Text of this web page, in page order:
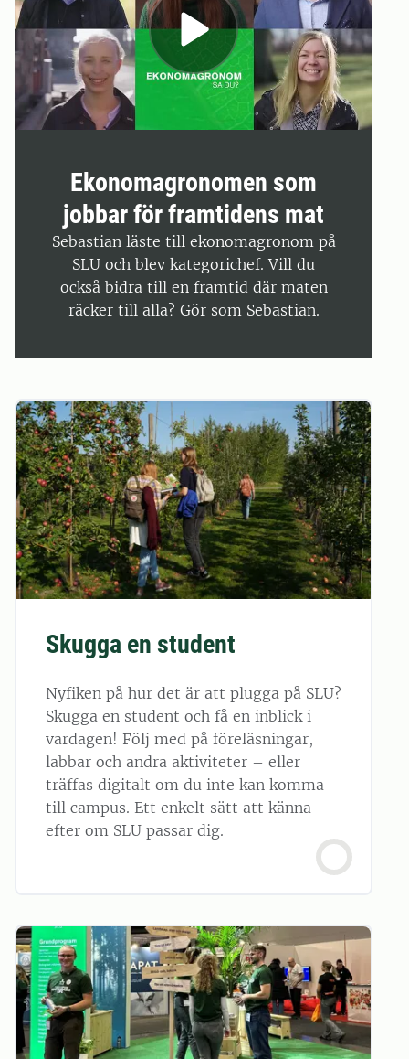
Ekonomagronomen som
jobbar för framtidens mat
Sebastian läste till ekonomagronom på
SLU och blev kategorichef. Vill du
också bidra till en framtid där maten
räcker till alla? Gör som Sebastian.
Skugga en student
Nyfiken på hur det är att plugga på SLU?
Skugga en student och få en inblick i
vardagen! Följ med på föreläsningar,
labbar och andra aktiviteter – eller
träffas digitalt om du inte kan komma
till campus. Ett enkelt sätt att känna
efter om SLU passar dig.